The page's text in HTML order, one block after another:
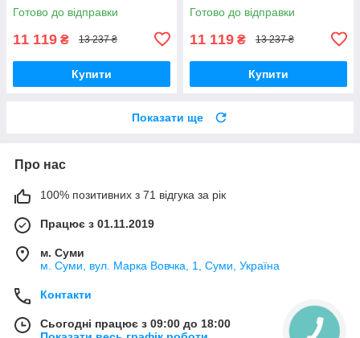
Готово до відправки
11 119 ₴ 13 237 ₴
Купити
Готово до відправки
11 119 ₴ 13 237 ₴
Купити
Показати ще
Про нас
100% позитивних з 71 відгука за рік
Працює з 01.11.2019
м. Суми
м. Суми, вул. Марка Вовчка, 1, Суми, Україна
Контакти
Сьогодні працює з 09:00 до 18:00